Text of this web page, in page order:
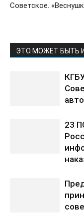
Советское.
ЭТО МОЖЕТ БЫТЬ
23